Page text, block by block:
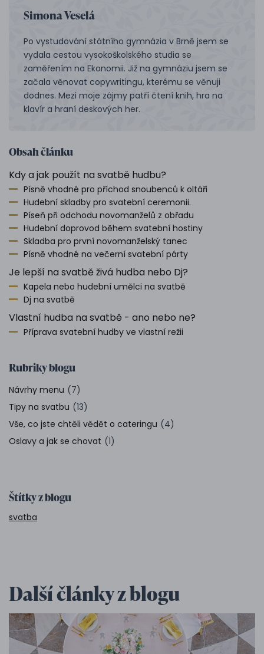
Simona Veselá
Po vystudování státního gymnázia v Brně jsem se
vydala cestou vysokoškolského studia se
zaměřením na Ekonomii. Již na gymnáziu jsem se
začala věnovat copywritingu, kterému se věnuji
dodnes. Mezi moje zájmy patří čtení knih, hra na
klavír a hraní deskových her.
Obsah článku
Kdy a jak použít na svatbě hudbu?
Písně vhodné pro příchod snoubenců k oltáři
Hudební skladby pro svatební ceremonii.
Píseň při odchodu novomanželů z obřadu
Hudební doprovod během svatební hostiny
Skladba pro první novomanželský tanec
Písně vhodné na večerní svatební párty
Je lepší na svatbě živá hudba nebo Dj?
Kapela nebo hudební umělci na svatbě
Dj na svatbě
Vlastní hudba na svatbě - ano nebo ne?
Příprava svatební hudby ve vlastní režii
Rubriky blogu
Návrhy menu (7)
Tipy na svatbu (13)
Vše, co jste chtěli vědět o cateringu (4)
Oslavy a jak se chovat (1)
Štítky z blogu
svatba
Další články z blogu